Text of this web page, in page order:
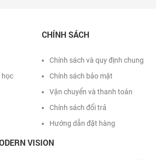
học
CHÍNH SÁCH
Chính sách và quy định chung
Chính sách bảo mật
Vận chuyển và thanh toán
Chính sách đổi trả
Hướng dẫn đặt hàng
VISION